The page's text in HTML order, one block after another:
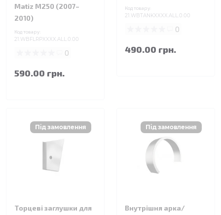
Matiz M250 (2007–
2010)
Код товару:
21.WBFLRPXXXX.ALL.0.00
0
590.00 грн.
Код товару:
21.WBTANKXXXX.ALL.0.00
0
490.00 грн.
Торцеві заглушки для
Внутрішня арка/